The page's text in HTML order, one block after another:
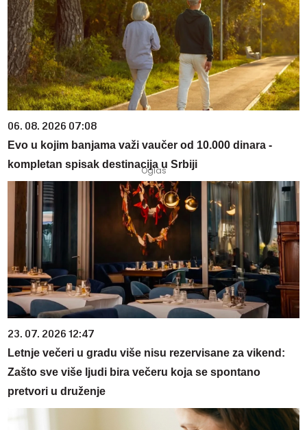
06. 08. 2026 07:08
Evo u kojim banjama važi vaučer od 10.000 dinara -
kompletan spisak destinacija u Srbiji
23. 07. 2026 12:47
Letnje večeri u gradu više nisu rezervisane za vikend:
Zašto sve više ljudi bira večeru koja se spontano
pretvori u druženje